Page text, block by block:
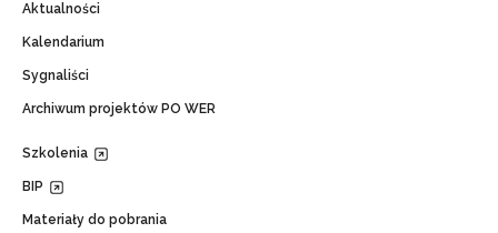
Aktualności
Kalendarium
Sygnaliści
Archiwum projektów PO WER
Szkolenia
BIP
Materiały do pobrania